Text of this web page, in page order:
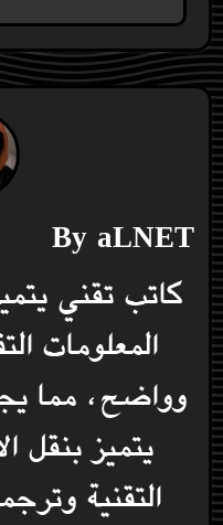
ByaLNET
كاتب تقني
المعلومات
وواضح، مما
يتميز بنقل
التقنية